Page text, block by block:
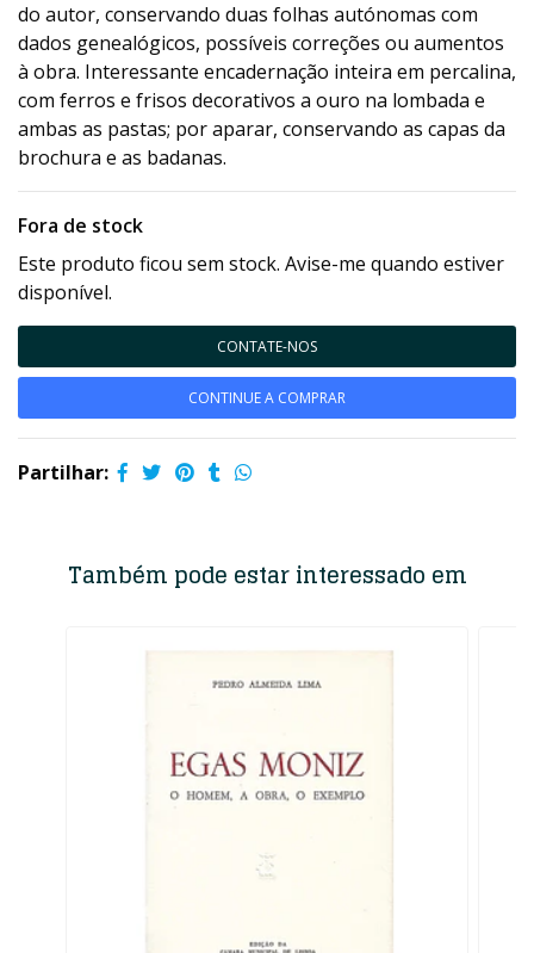
do autor, conservando duas folhas autónomas com
dados genealógicos, possíveis correções ou aumentos
à obra. Interessante encadernação inteira em percalina,
com ferros e frisos decorativos a ouro na lombada e
ambas as pastas; por aparar, conservando as capas da
brochura e as badanas.
Fora de stock
Este produto ficou sem stock. Avise-me quando estiver
disponível.
CONTATE-NOS
CONTINUE A COMPRAR
Partilhar:
Também pode estar interessado em